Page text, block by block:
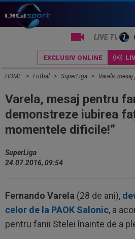
LIVE TV
EXCLUSIV ONLINE
HOME Fotbal SuperLiga Varela, mesaj pentru fanii
Varela, mesaj pentru
demonstreze iubirea
momentele dificile!”
SuperLiga
24.07.2016, 09:54
Fernando Varela (28 de ani),
celor de la PAOK Salonic, a
pentru fanii Stelei înainte de a